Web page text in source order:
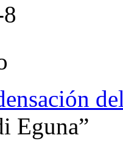
Eguna”